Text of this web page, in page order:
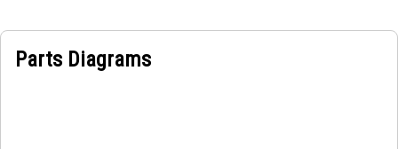
Parts Diagrams